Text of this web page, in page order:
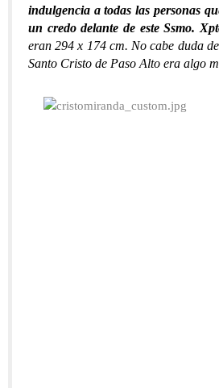
indulgencia a todas las personas
un credo delante de este Ssmo.
eran 294 x 174 cm. No cabe duda
Santo Cristo de Paso Alto era algo